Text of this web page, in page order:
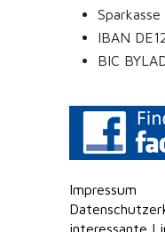
Sparkasse
IBAN
BIC
Impressum
interessante